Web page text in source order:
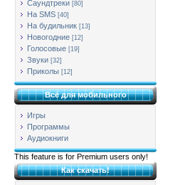
Саундтреки [80]
На SMS [40]
На будильник [13]
Новогодние [12]
Голосовые [19]
Звуки [32]
Приколы [12]
Всё для мобильного
Игры
Программы
Аудиокниги
This feature is for Premium users only!
Как скачать!